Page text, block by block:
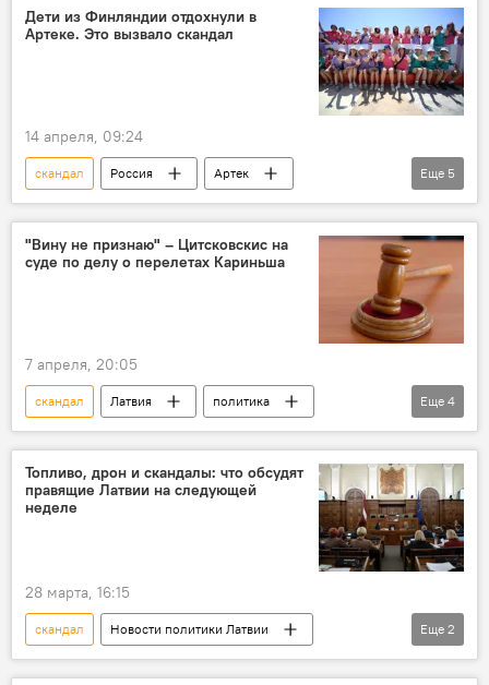
Беларусь
Мультимедиа
Алексей Стефанов
Сергей Васильев
Дети из Финляндии отдохнули в
Артеке. Это вызвало скандал
14 апреля, 09:24
скандал Россия
Артек
Финляндия
дети
политика
отдых
Новости России
Еще 5
"Вину не признаю" – Цитсковскис на
суде по делу о перелетах Кариньша
7 апреля, 20:05
скандал Латвия
политика
Госканцелярия
Янис Цитсковскис
Еще 4
Топливо, дрон и скандалы: что обсудят
правящие Латвии на следующей
неделе
28 марта, 16:15
скандал
Новости политики Латвии
Латвия
Сейм беспилотник
Еще 2